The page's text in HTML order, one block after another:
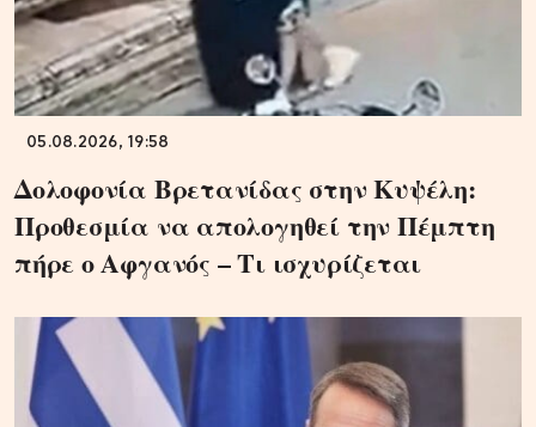
05.08.2026, 19:58
Δολοφονία Βρετανίδας στην Κυψέλη:
Προθεσμία να απολογηθεί την Πέμπτη
πήρε ο Αφγανός – Τι ισχυρίζεται